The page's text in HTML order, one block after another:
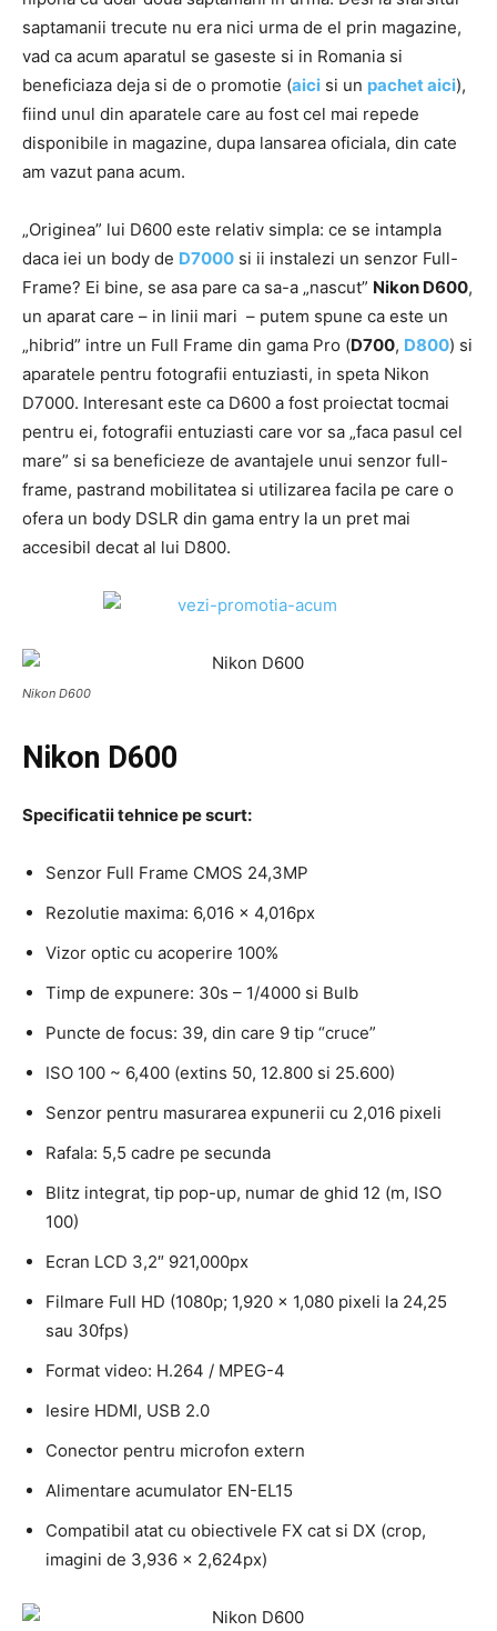
saptamanii trecute nu era nici urma de el prin magazine,
vad ca acum aparatul se gaseste si in Romania si
beneficiaza deja si de o promotie (aici si un pachet aici),
fiind unul din aparatele care au fost cel mai repede
disponibile in magazine, dupa lansarea oficiala, din cate
am vazut pana acum.
„Originea” lui D600 este relativ simpla: ce se intampla
daca iei un body de D7000 si ii instalezi un senzor Full-
Frame? Ei bine, se asa pare ca sa-a „nascut” Nikon D600,
un aparat care – in linii mari – putem spune ca este un
„hibrid” intre un Full Frame din gama Pro (D700, D800) si
aparatele pentru fotografii entuziasti, in speta Nikon
D7000. Interesant este ca D600 a fost proiectat tocmai
pentru ei, fotografii entuziasti care vor sa „faca pasul cel
mare” si sa beneficieze de avantajele unui senzor full-
frame, pastrand mobilitatea si utilizarea facila pe care o
ofera un body DSLR din gama entry la un pret mai
accesibil decat al lui D800.
Nikon D600
Nikon D600
Specificatii tehnice pe scurt:
Senzor Full Frame CMOS 24,3MP
Rezolutie maxima: 6,016 x 4,016px
Vizor optic cu acoperire 100%
Timp de expunere: 30s – 1/4000 si Bulb
Puncte de focus: 39, din care 9 tip “cruce”
ISO 100 ~ 6,400 (extins 50, 12.800 si 25.600)
Senzor pentru masurarea expunerii cu 2,016 pixeli
Rafala: 5,5 cadre pe secunda
Blitz integrat, tip pop-up, numar de ghid 12 (m, ISO
100)
Ecran LCD 3,2″ 921,000px
Filmare Full HD (1080p; 1,920 x 1,080 pixeli la 24,25
sau 30fps)
Format video: H.264 / MPEG-4
Iesire HDMI, USB 2.0
Conector pentru microfon extern
Alimentare acumulator EN-EL15
Compatibil atat cu obiectivele FX cat si DX (crop,
imagini de 3,936 x 2,624px)